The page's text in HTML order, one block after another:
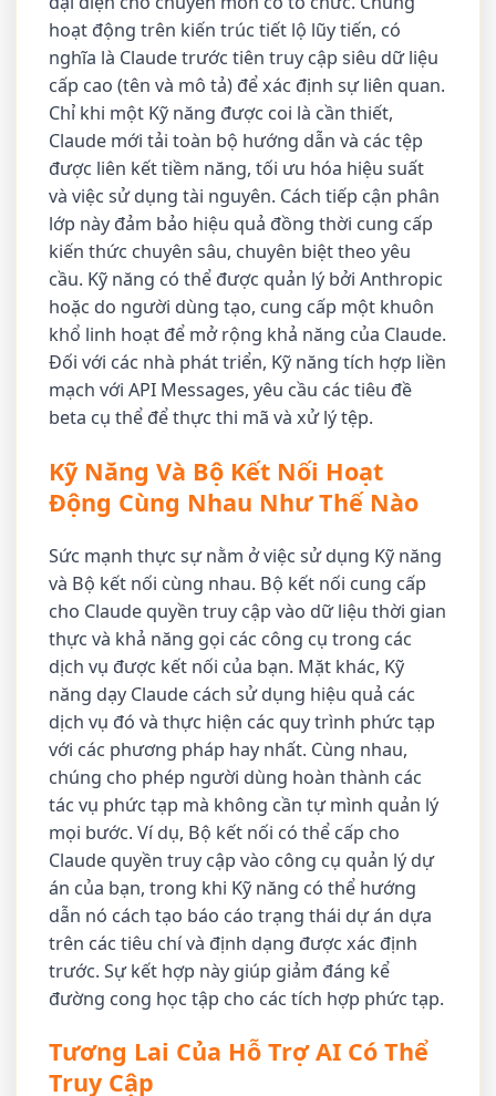
hoạt động trên kiến trúc tiết lộ lũy tiến, có
nghĩa là Claude trước tiên truy cập siêu dữ liệu
cấp cao (tên và mô tả) để xác định sự liên quan.
Chỉ khi một Kỹ năng được coi là cần thiết,
Claude mới tải toàn bộ hướng dẫn và các tệp
được liên kết tiềm năng, tối ưu hóa hiệu suất
và việc sử dụng tài nguyên. Cách tiếp cận phân
lớp này đảm bảo hiệu quả đồng thời cung cấp
kiến thức chuyên sâu, chuyên biệt theo yêu
cầu. Kỹ năng có thể được quản lý bởi Anthropic
hoặc do người dùng tạo, cung cấp một khuôn
khổ linh hoạt để mở rộng khả năng của Claude.
Đối với các nhà phát triển, Kỹ năng tích hợp liền
mạch với API Messages, yêu cầu các tiêu đề
beta cụ thể để thực thi mã và xử lý tệp.
Kỹ Năng Và Bộ Kết Nối Hoạt
Động Cùng Nhau Như Thế Nào
Sức mạnh thực sự nằm ở việc sử dụng Kỹ năng
và Bộ kết nối cùng nhau. Bộ kết nối cung cấp
cho Claude quyền truy cập vào dữ liệu thời gian
thực và khả năng gọi các công cụ trong các
dịch vụ được kết nối của bạn. Mặt khác, Kỹ
năng dạy Claude cách sử dụng hiệu quả các
dịch vụ đó và thực hiện các quy trình phức tạp
với các phương pháp hay nhất. Cùng nhau,
chúng cho phép người dùng hoàn thành các
tác vụ phức tạp mà không cần tự mình quản lý
mọi bước. Ví dụ, Bộ kết nối có thể cấp cho
Claude quyền truy cập vào công cụ quản lý dự
án của bạn, trong khi Kỹ năng có thể hướng
dẫn nó cách tạo báo cáo trạng thái dự án dựa
trên các tiêu chí và định dạng được xác định
trước. Sự kết hợp này giúp giảm đáng kể
đường cong học tập cho các tích hợp phức tạp.
Tương Lai Của Hỗ Trợ AI Có Thể
Truy Cập